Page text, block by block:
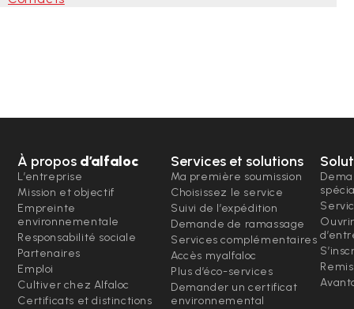
À propos d’alfaloc
L’entreprise
Mission et objectif
Empreinte
environnementale
Responsabilité sociale
Partenaires
Emploi
Cultiver chez Alfaloc
Certificats et distinctions
Services et solutions
Ma première soumission
Choisissez le service
Suivi de l’expédition
Demande de ramassage
Services complémentaires
Accès myalfaloc
Plus d’éco-services
Demander un certificat
environnemental